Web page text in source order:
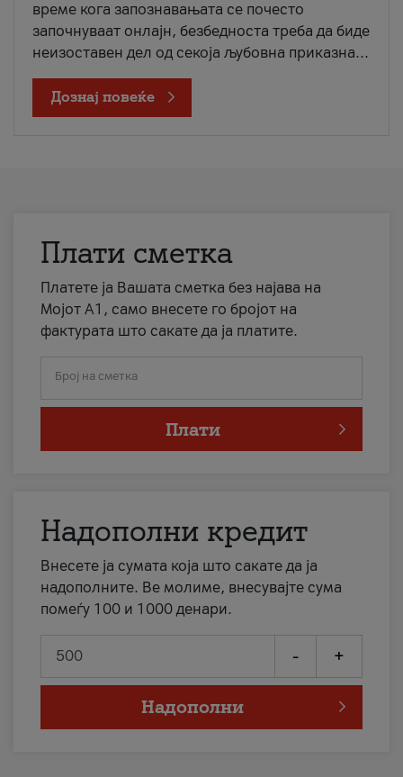
време кога запознавањата се почесто
започнуваат онлајн, безбедноста треба да биде
неизоставен дел од секоја љубовна приказна...
Дознај повеќе
Плати сметка
Платете ја Вашата сметка без најава на
Мојот А1, само внесете го бројот на
фактурата што сакате да ја платите.
Број на сметка
Плати
Надополни кредит
Внесете ја сумата која што сакате да ја
надополните. Ве молиме, внесувајте сума
помеѓу 100 и 1000 денари.
- +
Надополни